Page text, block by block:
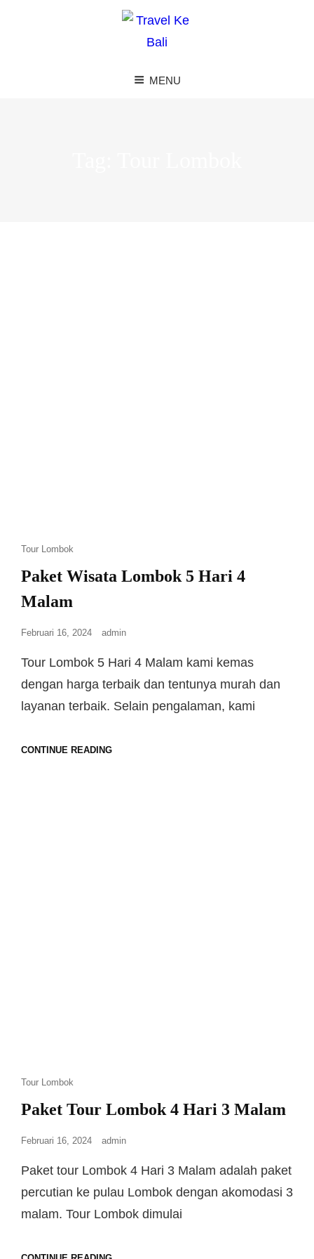
MENU
Tour Lombok
Paket Wisata Lombok 5 Hari 4
Malam
Februari 16, 2024 admin
Tour Lombok 5 Hari 4 Malam kami kemas
dengan harga terbaik dan tentunya murah dan
layanan terbaik. Selain pengalaman, kami
CONTINUE READING
Tour Lombok
Paket Tour Lombok 4 Hari 3 Malam
Februari 16, 2024 admin
Paket tour Lombok 4 Hari 3 Malam adalah paket
percutian ke pulau Lombok dengan akomodasi 3
malam. Tour Lombok dimulai